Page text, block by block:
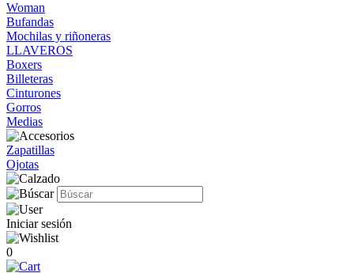
Woman
Bufandas
Mochilas y riñoneras
LLAVEROS
Boxers
Billeteras
Cinturones
Gorros
Medias
Zapatillas
Ojotas
Iniciar sesión
0